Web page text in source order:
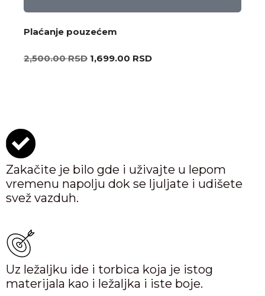
Plaćanje pouzećem
2,500.00RSD 1,699.00 RSD
Zakačite je bilo gde i uživajte u lepom
vremenu napolju dok se ljuljate i udišete
svež vazduh.
Uz ležaljku ide i torbica koja je istog
materijala kao i ležaljka i iste boje.